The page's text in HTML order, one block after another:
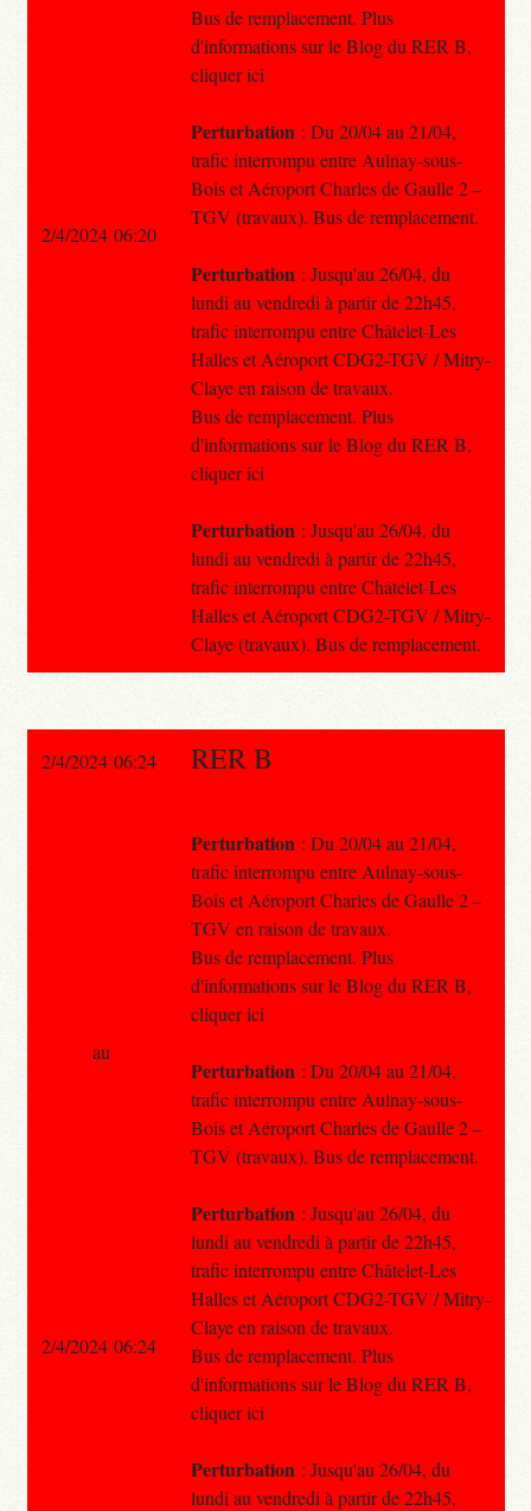
Bus de remplacement. Plus
d'informations sur le Blog du RER B,
cliquer ici
Perturbation : Du 20/04 au 21/04,
trafic interrompu entre Aulnay-sous-
Bois et Aéroport Charles de Gaulle 2 –
TGV (travaux). Bus de remplacement.
Perturbation : Jusqu'au 26/04, du
lundi au vendredi à partir de 22h45,
trafic interrompu entre Châtelet-Les
Halles et Aéroport CDG2-TGV / Mitry-
Claye en raison de travaux.
Bus de remplacement. Plus
d'informations sur le Blog du RER B,
cliquer ici
Perturbation : Jusqu'au 26/04, du
lundi au vendredi à partir de 22h45,
trafic interrompu entre Châtelet-Les
Halles et Aéroport CDG2-TGV / Mitry-
Claye (travaux). Bus de remplacement.
2/4/2024 06:20
2/4/2024 06:24 RER B
Perturbation : Du 20/04 au 21/04,
trafic interrompu entre Aulnay-sous-
Bois et Aéroport Charles de Gaulle 2 –
TGV en raison de travaux.
Bus de remplacement. Plus
d'informations sur le Blog du RER B,
cliquer ici
Perturbation : Du 20/04 au 21/04,
trafic interrompu entre Aulnay-sous-
Bois et Aéroport Charles de Gaulle 2 –
TGV (travaux). Bus de remplacement.
Perturbation : Jusqu'au 26/04, du
lundi au vendredi à partir de 22h45,
trafic interrompu entre Châtelet-Les
Halles et Aéroport CDG2-TGV / Mitry-
Claye en raison de travaux.
Bus de remplacement. Plus
d'informations sur le Blog du RER B,
cliquer ici
Perturbation : Jusqu'au 26/04, du
lundi au vendredi à partir de 22h45,
au
2/4/2024 06:24